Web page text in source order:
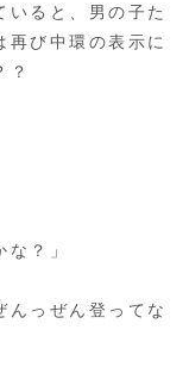
ると、男の子た
び中環の表示に
？
？」
んっぜん登ってな